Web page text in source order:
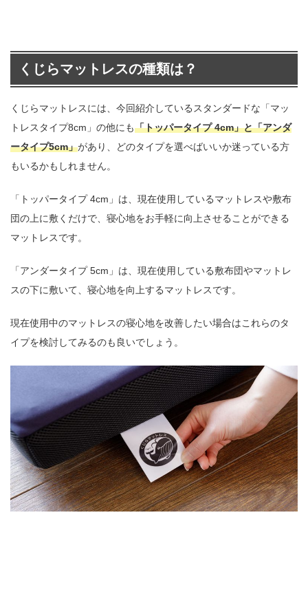
くじらマットレスの種類は？
くじらマットレスには、今回紹介しているスタンダードな「マッ
トレスタイプ8cm」の他にも「トッパータイプ 4cm」と「アンダ
ータイプ5cm」があり、どのタイプを選べばいいか迷っている方
もいるかもしれません。
「トッパータイプ 4cm」は、現在使用しているマットレスや敷布
団の上に敷くだけで、寝心地をお手軽に向上させることができる
マットレスです。
「アンダータイプ 5cm」は、現在使用している敷布団やマットレ
スの下に敷いて、寝心地を向上するマットレスです。
現在使用中のマットレスの寝心地を改善したい場合はこれらのタ
イプを検討してみるのも良いでしょう。